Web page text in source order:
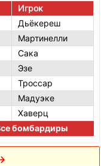
Игрок
Дьёкереш
Мартинелли
Сака
Эзе
Троссар
Мадуэке
Хаверц
бомбардиры